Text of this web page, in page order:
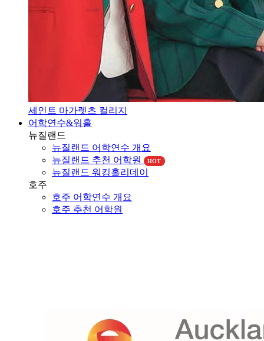
세인트 마가렛츠 컬리지
어학연수&워홀
뉴질랜드
뉴질랜드 어학연수 개요
뉴질랜드 추천 어학원
HOT
뉴질랜드 워킹홀리데이
호주
호주 추천 어학원